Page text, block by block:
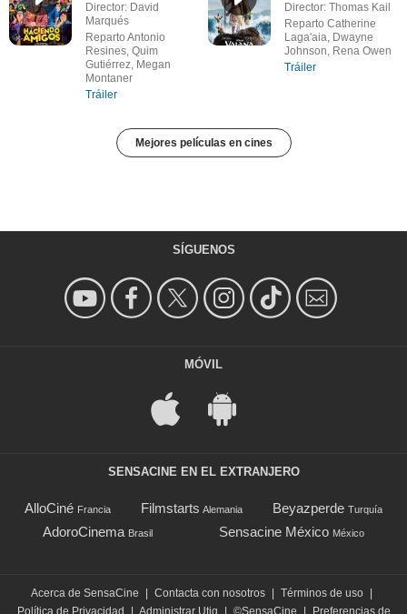
Director: David
Marqués
Reparto Antonio
Resines, Quim
Gutiérrez, Megan
Montaner
Tráiler
Director: Thomas Kail
Reparto Catherine
Laga'aia, Dwayne
Johnson, Rena Owen
Tráiler
Mejores películas en cines
SÍGUENOS
MÓVIL
SENSACINE EN EL EXTRANJERO
AlloCiné Francia Filmstarts Alemania Beyazperde Turquía
AdoroCinema Brasil Sensacine México México
Acerca de SensaCine Contacta con nosotros Términos de uso